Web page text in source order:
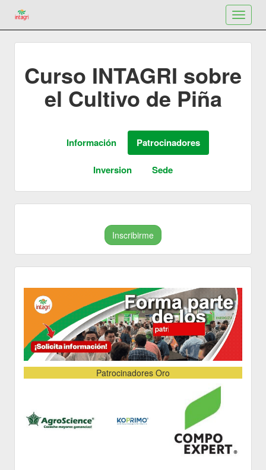
Toggle
Curso INTAGRI sobre
el Cultivo de Piña
Inscribirme
Patrocinadores Oro